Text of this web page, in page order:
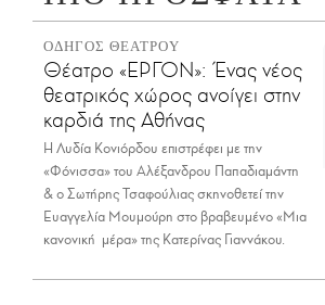
ΟΔΗΓΟΣ ΘΕΑΤΡΟΥ
Θέατρο «ΕΡΓΟΝ»: Ένας νέος
θεατρικός χώρος ανοίγει στην
καρδιά της Αθήνας
Η Λυδία Κονιόρδου επιστρέφει με την
«Φόνισσα» του Αλέξανδρου Παπαδιαμάντη
& ο Σωτήρης Τσαφούλιας σκηνοθετεί την
Ευαγγελία Μουμούρη στο βραβευμένο «Μια
κανονική μέρα» της Κατερίνας Γιαννάκου.